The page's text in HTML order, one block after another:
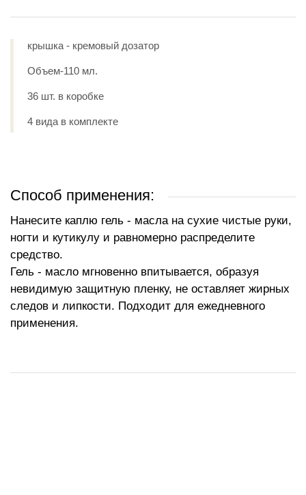
крышка - кремовый дозатор
Объем-110 мл.
36 шт. в коробке
4 вида в комплекте
Способ применения:
Нанесите каплю гель - масла на сухие чистые руки,
ногти и кутикулу и равномерно распределите
средство.
Гель - масло мгновенно впитывается, образуя
невидимую защитную пленку, не оставляет жирных
следов и липкости. Подходит для ежедневного
применения.